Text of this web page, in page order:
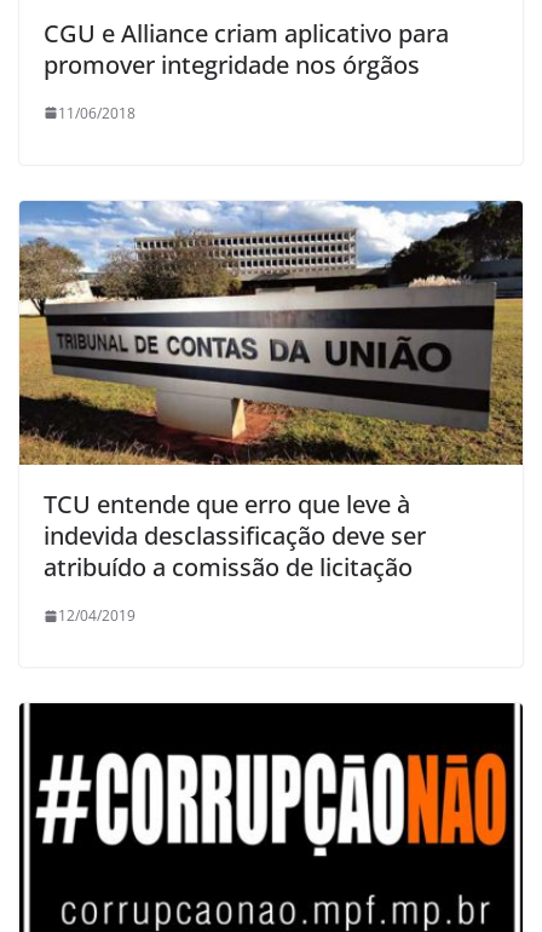
CGU e Alliance criam aplicativo para
promover integridade nos órgãos
11/06/2018
TCU entende que erro que leve à
indevida desclassificação deve ser
atribuído a comissão de licitação
12/04/2019